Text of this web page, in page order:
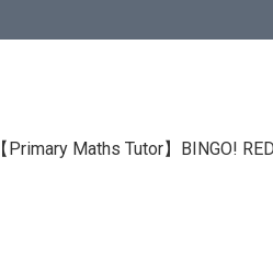
【Primary Maths Tutor】 BINGO!